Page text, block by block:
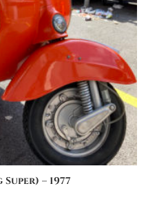
– 1977